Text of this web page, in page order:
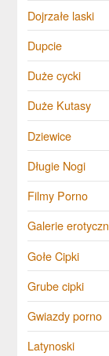
Dojrzałe laski
Dupcie
Duże cycki
Duże Kutasy
Dziewice
Długie Nogi
Filmy Porno
Galerie
Gołe Cipki
Grube cipki
Gwiazdy porno
Latynoski